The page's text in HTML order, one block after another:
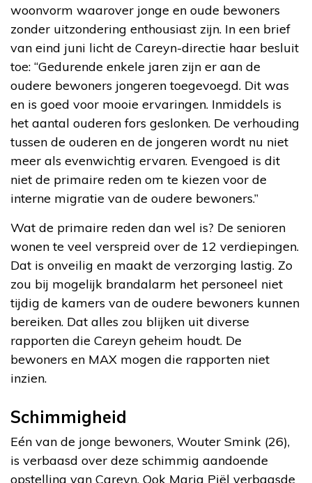
woonvorm waarover jonge en oude bewoners
zonder uitzondering enthousiast zijn. In een brief
van eind juni licht de Careyn-directie haar besluit
toe: “Gedurende enkele jaren zijn er aan de
oudere bewoners jongeren toegevoegd. Dit was
en is goed voor mooie ervaringen. Inmiddels is
het aantal ouderen fors geslonken. De verhouding
tussen de ouderen en de jongeren wordt nu niet
meer als evenwichtig ervaren. Evengoed is dit
niet de primaire reden om te kiezen voor de
interne migratie van de oudere bewoners.”
Wat de primaire reden dan wel is? De senioren
wonen te veel verspreid over de 12 verdiepingen.
Dat is onveilig en maakt de verzorging lastig. Zo
zou bij mogelijk brandalarm het personeel niet
tijdig de kamers van de oudere bewoners kunnen
bereiken. Dat alles zou blijken uit diverse
rapporten die Careyn geheim houdt. De
bewoners en MAX mogen die rapporten niet
inzien.
Schimmigheid
Eén van de jonge bewoners, Wouter Smink (26),
is verbaasd over deze schimmig aandoende
opstelling van Careyn. Ook Maria Piël verbaasde